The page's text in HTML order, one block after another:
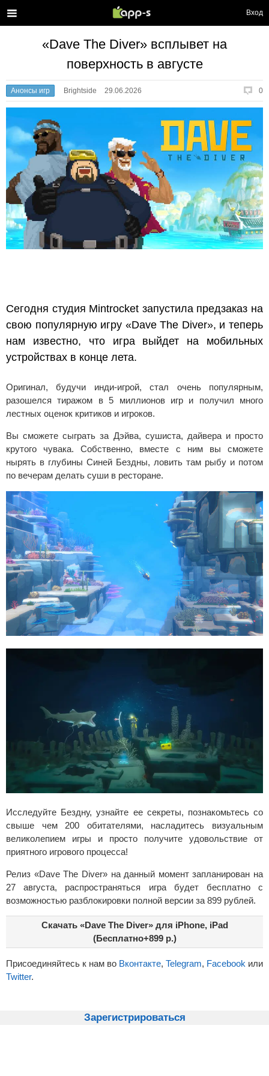
Вход
«Dave The Diver» всплывет на
поверхность в августе
Анонсы игр Brightside 29.06.2026 0
Сегодня студия Mintrocket запустила предзаказ на
свою популярную игру «Dave The Diver», и теперь
нам известно, что игра выйдет на мобильных
устройствах в конце лета.
Оригинал, будучи инди-игрой, стал очень популярным,
разошелся тиражом в 5 миллионов игр и получил много
лестных оценок критиков и игроков.
Вы сможете сыграть за Дэйва, сушиста, дайвера и просто
крутого чувака. Собственно, вместе с ним вы сможете
нырять в глубины Синей Бездны, ловить там рыбу и потом
по вечерам делать суши в ресторане.
Исследуйте Бездну, узнайте ее секреты, познакомьтесь со
свыше чем 200 обитателями, насладитесь визуальным
великолепием игры и просто получите удовольствие от
приятного игрового процесса!
Релиз «Dave The Diver» на данный момент запланирован на
27 августа, распространяться игра будет бесплатно с
возможностью разблокировки полной версии за 899 рублей.
Скачать «Dave The Diver» для iPhone, iPad
(Бесплатно+899 р.)
Присоединяйтесь к нам во Вконтакте, Telegram, Facebook или
Twitter.
Зарегистрироваться